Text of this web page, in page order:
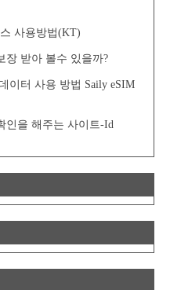
사용방법(KT)
장 받아 볼수 있을까?
이터 사용 방법 Saily eSIM
인을 해주는 사이트-Id